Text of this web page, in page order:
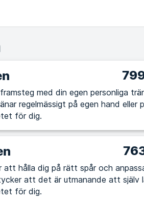
med din egen personliga
regelmässigt på egen hand eller
för dig.
att hålla dig på rätt spår och
för dig.